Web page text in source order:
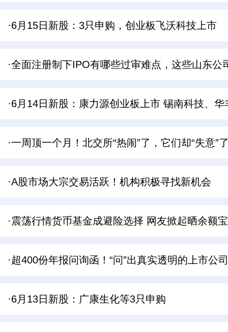
·6月15日新股：3只申购，创业板飞沃科技上市
·全面注册制下IPO有哪些过审难点，这些山东公
·6月14日新股：康力源创业板上市 锡南科技、
·一周顶一个月！北交所“热闹”了，它们却“失意”
·A股市场大宗交易活跃！机构积极寻找新机会
·震荡行情货币基金成避险选择 网友掀起晒余额
·超400份年报问询函！“问”出真实透明的上市公司
·6月13日新股：广康生化等3只申购